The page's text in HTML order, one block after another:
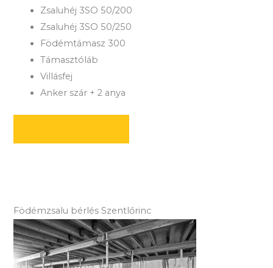
Zsaluhéj 3SO 50/200
Zsaluhéj 3SO 50/250
Födémtámasz 300
Támasztóláb
Villásfej
Anker szár + 2 anya
Födémzsalu bérlés Szentlőrinc